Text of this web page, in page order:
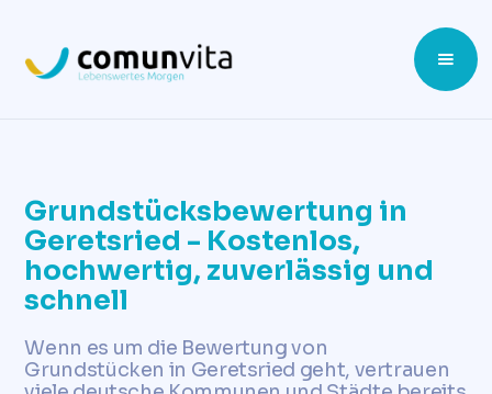
Grundstücksbewertung in
Geretsried - Kostenlos,
hochwertig, zuverlässig und
schnell
Wenn es um die Bewertung von
Grundstücken in Geretsried geht, vertrauen